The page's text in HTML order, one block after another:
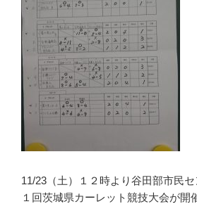
11/23（土）１２時より谷田部市民
１回茨城県カーレット競技大会が開